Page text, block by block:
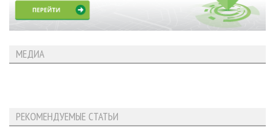
МЕДИА
РЕКОМЕНДУЕМЫЕ СТАТЬИ